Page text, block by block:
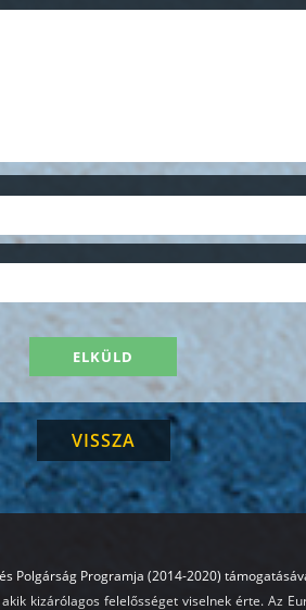
VISSZA
Polgárság Programja (2014-2020)
kizárólagos felelősséget viselnek érte. Az